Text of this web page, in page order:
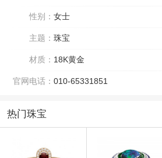
性别： 女士
主题： 珠宝
材质： 18K黄金
官网电话： 010-65331851
热门珠宝